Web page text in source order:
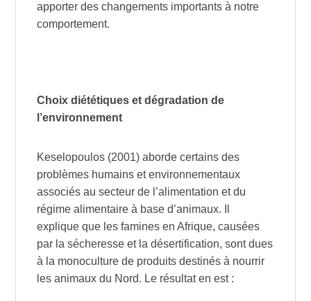
apporter des changements importants à notre
comportement.
Choix diététiques et dégradation de
l’environnement
Keselopoulos (2001) aborde certains des
problèmes humains et environnementaux
associés au secteur de l’alimentation et du
régime alimentaire à base d’animaux. Il
explique que les famines en Afrique, causées
par la sécheresse et la désertification, sont dues
à la monoculture de produits destinés à nourrir
les animaux du Nord. Le résultat en est :